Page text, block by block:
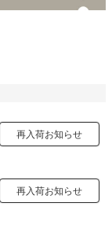
再入荷お知らせ
再入荷お知らせ